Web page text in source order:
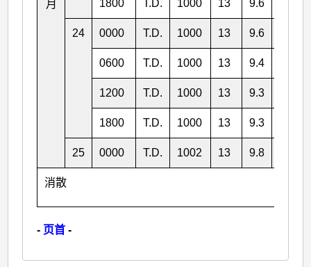
月
1800 T.D. 1000 13 9.6
24 0000 T.D. 1000 13 9.6
0600 T.D. 1000 13 9.4
1200 T.D. 1000 13 9.3
1800 T.D. 1000 13 9.3
25 0000 T.D. 1002 13 9.8
消散
- 页首 -